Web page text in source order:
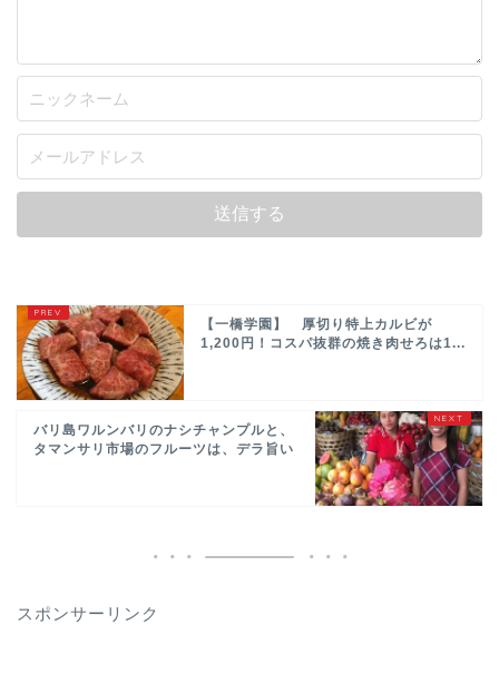
【一橋学園】 厚切り特上カルビが
1,200円！コスパ抜群の焼き肉せろは1...
バリ島ワルンバリのナシチャンプルと、
タマンサリ市場のフルーツは、デラ旨い
スポンサーリンク